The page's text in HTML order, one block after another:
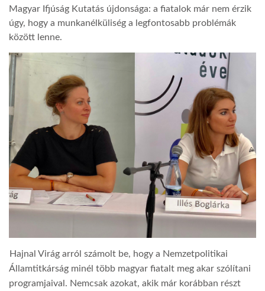
Magyar Ifjúság Kutatás újdonsága: a fiatalok már nem érzik
úgy, hogy a munkanélküliség a legfontosabb problémák
között lenne.
Hajnal Virág arról számolt be, hogy a Nemzetpolitikai
Államtitkárság minél több magyar fiatalt meg akar szólítani
programjaival. Nemcsak azokat, akik már korábban részt